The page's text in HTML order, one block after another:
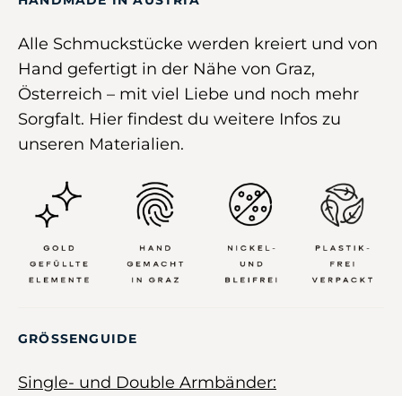
Alle Schmuckstücke werden kreiert und von
Hand gefertigt in der Nähe von Graz,
Österreich – mit viel Liebe und noch mehr
Sorgfalt. Hier findest du weitere Infos zu
unseren Materialien.
GRÖSSENGUIDE
Single- und Double Armbänder: